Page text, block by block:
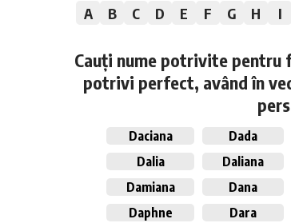
A B C D E F G H I
Cauți nume potrivite pentru
potrivi perfect, având în
Daciana Dada
Dalia
Daliana
Damiana
Dana
Daphne
Dara